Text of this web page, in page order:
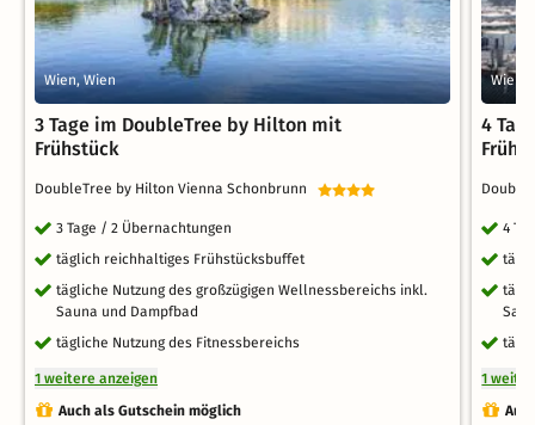
Wien, Wien
3 Tage im DoubleTree by Hilton mit
Frühstück
DoubleTree by Hilton Vienna Schonbrunn
3 Tage / 2 Übernachtungen
täglich reichhaltiges Frühstücksbuffet
tägliche Nutzung des großzügigen Wellnessbereichs inkl.
Sauna und Dampfbad
tägliche Nutzung des Fitnessbereichs
1 weitere anzeigen
Auch als Gutschein möglich
Wien,
4
4
1